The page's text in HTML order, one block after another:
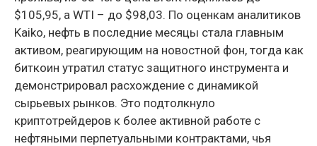
$105,95, а WTI – до $98,03. По оценкам аналитиков
Kaiko, нефть в последние месяцы стала главным
активом, реагирующим на новостной фон, тогда как
биткоин утратил статус защитного инструмента и
демонстрировал расхождение с динамикой
сырьевых рынков. Это подтолкнуло
криптотрейдеров к более активной работе с
нефтяными перпетуальными контрактами, чья